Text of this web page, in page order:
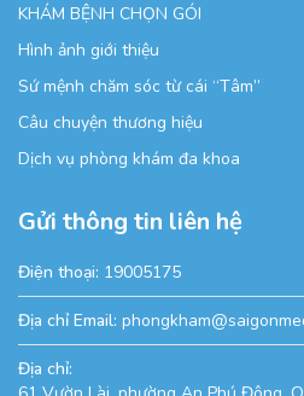
KHÁM BỆNH CHỌN GÓI
Hình ảnh giới thiệu
Sứ mệnh chăm sóc từ cái “Tâm”
Câu chuyện thương hiệu
Dịch vụ phòng khám đa khoa
Gửi thông tin liên hệ
Điện thoại: 19005175
Địa chỉ Email:
Địa chỉ: